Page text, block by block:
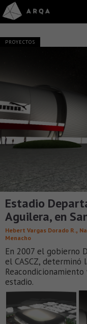
PROYECTOS
Estadio
Aguilera, en
Hebert Vargas Dorado R. ,
Menacho
En 2007 el gobierno
el CASCZ,
estadio.